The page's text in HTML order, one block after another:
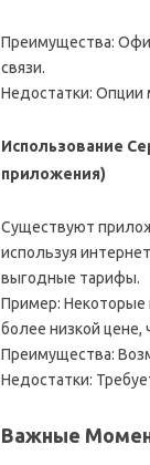
Преимущества:
связи.
Недостатки: Опции
Использование
приложения)
Существуют
используя
выгодные тарифы.
Пример: Некоторые
более низкой цене,
Преимущества:
Недостатки:
Важные